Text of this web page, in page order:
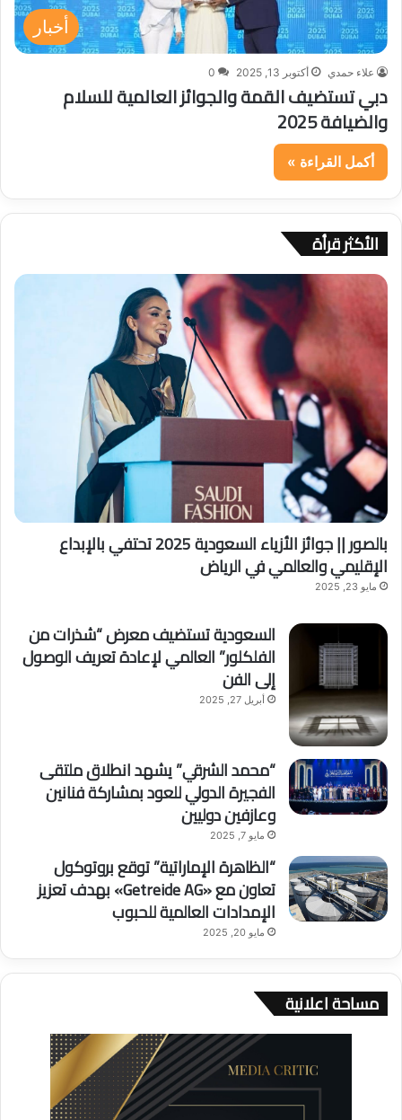
أخبار
علاء حمدي أكتوبر 13, 2025 0
دبي تستضيف القمة والجوائز العالمية للسلام
والضيافة 2025
أكمل القراءة »
الأكثر قرأة
بالصور || جوائز الأزياء السعودية 2025 تحتفي بالإبداع
الإقليمي والعالمي في الرياض
مايو 23, 2025
السعودية تستضيف معرض “شذرات من
الفلكلور” العالمي لإعادة تعريف الوصول
إلى الفن
أبريل 27, 2025
“محمد الشرقي” يشهد انطلاق ملتقى
الفجيرة الدولي للعود بمشاركة فنانين
وعازفين دوليين
مايو 7, 2025
“الظاهرة الإماراتية” توقع بروتوكول
تعاون مع «Getreide AG» بهدف تعزيز
الإمدادات العالمية للحبوب
مايو 20, 2025
مساحة اعلانية